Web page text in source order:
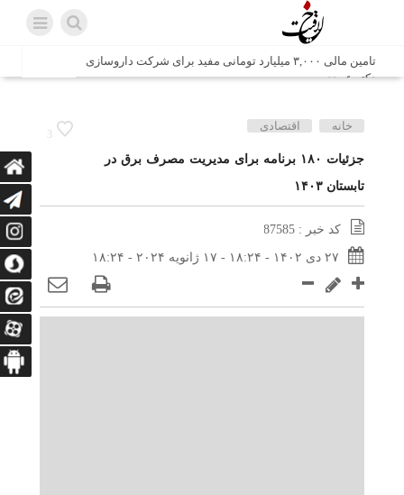
تامین مالی ۳,۰۰۰ میلیارد تومانی مفید برای شرکت داروسازی
دکتر عبیدی
شش وزیر کابینه پاکستان با حضور در سفارت ایران در اسلام
اتابک: ظرفیت های جدید همکاری‌های تجاری ایران و پاکستان با
محوریت بخش خصوصی فعال می‌شود
در مسیر جا‌مانده‌ها، دل‌ها به کربلا رسیده است
وزیر صمت خواستار پیگیری کانتینرهای ایرانی در بندر کراچی
شد / تجارت ۱۰ میلیارد دلاری ایران و پاکستان
3
خانه اقتصادی
جزئیات ۱۸۰ برنامه برای مدیریت مصرف برق در
تابستان ۱۴۰۳
کد خبر : 87585
۲۷ دی ۱۴۰۲ - ۱۸:۲۴ - ۱۷ ژانویه ۲۰۲۴ - ۱۸:۲۴